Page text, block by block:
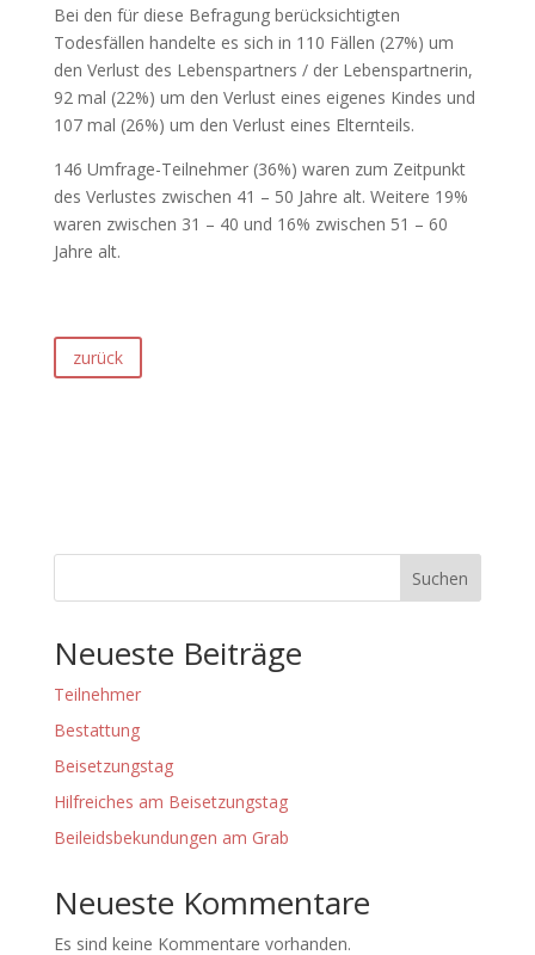
Bei den für diese Befragung berücksichtigten
Todesfällen handelte es sich in 110 Fällen (27%) um
den Verlust des Lebenspartners / der Lebenspartnerin,
92 mal (22%) um den Verlust eines eigenes Kindes und
107 mal (26%) um den Verlust eines Elternteils.
146 Umfrage-Teilnehmer (36%) waren zum Zeitpunkt
des Verlustes zwischen 41 – 50 Jahre alt. Weitere 19%
waren zwischen 31 – 40 und 16% zwischen 51 – 60
Jahre alt.
zurück
Suchen
Neueste Beiträge
Teilnehmer
Bestattung
Beisetzungstag
Hilfreiches am Beisetzungstag
Beileidsbekundungen am Grab
Neueste Kommentare
Es sind keine Kommentare vorhanden.